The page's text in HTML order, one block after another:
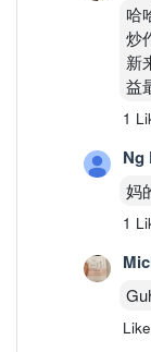
哈
炒
新
益
1
Ng
妈
1
Like